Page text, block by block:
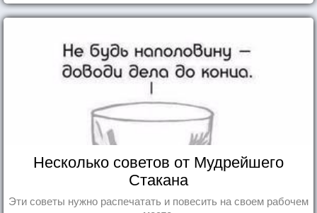
Несколько советов от Мудрейшего
Стакана
Эти советы нужно распечатать и повесить на своем рабочем